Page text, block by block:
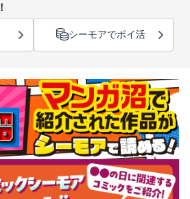
シーモアでポイ活